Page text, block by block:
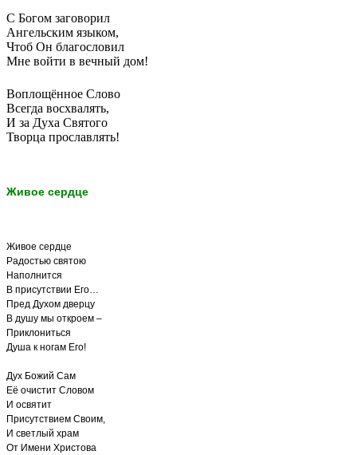
С Богом заговорил
Ангельским языком,
Чтоб Он благословил
Мне войти в вечный дом!
Воплощённое Слово
Всегда восхвалять,
И за Духа Святого
Творца прославлять!
Живое сердце
Живое сердце
Радостью святою
Наполнится
В присутствии Его…
Пред Духом дверцу
В душу мы откроем –
Приклониться
Душа к ногам Его!
Дух Божий Сам
Её очистит Словом
И освятит
Присутствием Своим,
И светлый храм
От Имени Христова